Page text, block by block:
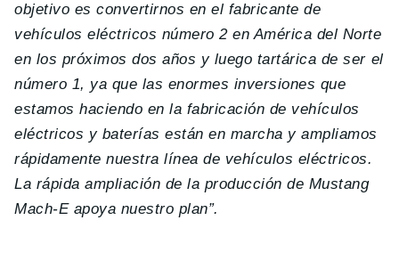
objetivo es convertirnos en el fabricante de
vehículos eléctricos número 2 en América del Norte
en los próximos dos años y luego tartárica de ser el
número 1, ya que las enormes inversiones que
estamos haciendo en la fabricación de vehículos
eléctricos y baterías están en marcha y ampliamos
rápidamente nuestra línea de vehículos eléctricos.
La rápida ampliación de la producción de Mustang
Mach-E apoya nuestro plan”.